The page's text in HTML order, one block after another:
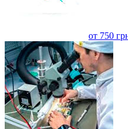
от 750